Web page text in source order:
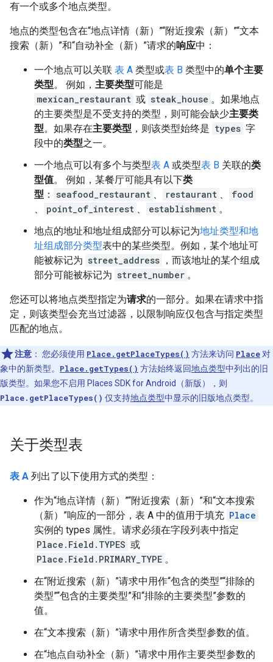
有一个或多个地点类型。
地点的类型包含在“地点详情（新）”“附近搜索（新）”“文本
搜索（新）”和“自动补全（新）”请求的响应中：
一个地点可以关联 表 A 类型或表 B 类型中的单个主要
类型。 例如， 主要类型可能是
mexican_restaurant 或 steak_house 。如果地点
的主要类型是不受支持的类型，则可能会缺少主要类
型。如果存在主要类型 ，则该类型始终是 types 字
段中的类型之一。
一个地点可以有多个与类型表 A 或类型表 B 关联的类
型值。 例如，某餐厅可能具有以下类
型 ： seafood_restaurant 、 restaurant 、
food
、
point_of_interest 、 establishment 。
地点的地址和地址组成部分可以标记为地址类型和地
址组成部分类型表中的某些类型。例如，某个地址可
能被标记为 street_address ，而该地址的某个组成
部分可能被标记为 street_number 。
您还可以将地点类型指定为请求的一部分。如果在请求中指
定，则该类型会充当过滤器，以限制响应仅包含与指定类型
匹配的地点。
注意 ： 您必须使用 Place.getPlaceTypes() 方法来访问 Place 对
象中的新类型。 Place.getTypes() 方法始终返回地点类型中列出的旧
版类型。如果您不启用 Places SDK for Android（新版），则
Place.getPlaceTypes() 仅支持地点类型中显示的旧版地点类型。
关于类型表
表 A 列出了以下使用方式的类型：
作为“地点详情（新）”“附近搜索（新）”和“文本搜索
（新）”响应的一部分，表 A 中的值用于填充 Place
实例的 types 属性。请求必须在字段列表中指定
Place.Field.TYPES 或
Place.Field.PRIMARY_TYPE 。
在“附近搜索（新）”请求中用作“包含的类型”“排除的
类型”“包含的主要类型”和“排除的主要类型”参数的
值。
在“文本搜索（新）”请求中用作所含类型参数的值。
在“地点自动补全（新）”请求中用作主要类型参数的